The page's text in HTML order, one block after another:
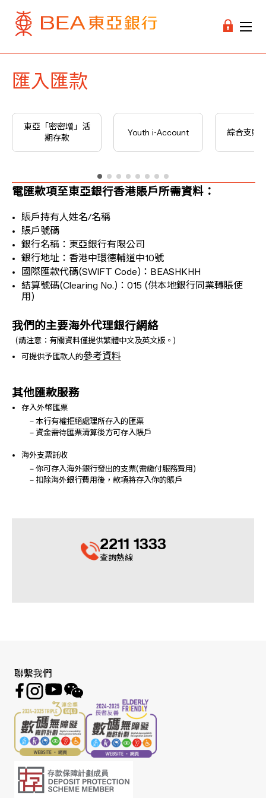
匯入匯款
東亞「密密增」活
期存款
Youth i-Account 綜合支賬
電匯款項至東亞銀行香港賬戶所需資料：
賬戶持有人姓名/名稱
賬戶號碼
銀行名稱：東亞銀行有限公司
銀行地址：香港中環德輔道中10號
國際匯款代碼(SWIFT Code)：BEASHKHH
結算號碼(Clearing No.)：015 (供本地銀行同業轉賬使
用)
我們的主要海外代理銀行網絡
(請注意：有關資料僅提供繁體中文及英文版。)
可提供予匯款人的參考資料
其他匯款服務
存入外幣匯票
‒ 本行有權拒絕處理所存入的匯票
‒ 資金需待匯票清算後方可存入賬戶
海外支票託收
‒ 你可存入海外銀行發出的支票(需繳付服務費用)
‒ 扣除海外銀行費用後，款項將存入你的賬戶
2211 1333
查詢熱線
聯繫我們